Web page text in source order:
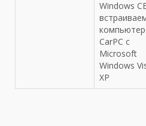
Windows
CarPC с
Microsoft
Windows
XP